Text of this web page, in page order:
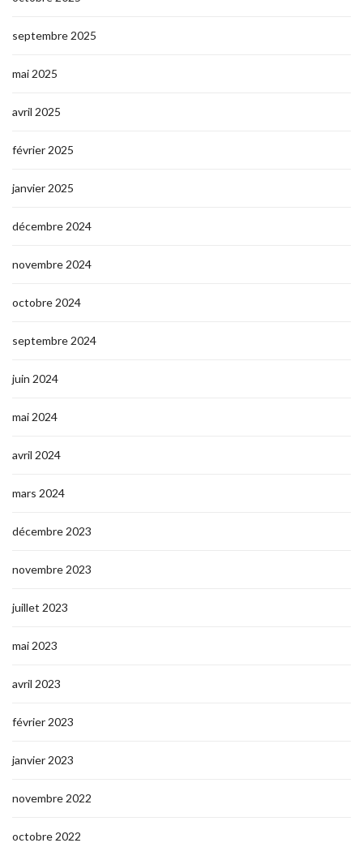
septembre 2025
mai 2025
avril 2025
février 2025
janvier 2025
décembre 2024
novembre 2024
octobre 2024
septembre 2024
juin 2024
mai 2024
avril 2024
mars 2024
décembre 2023
novembre 2023
juillet 2023
mai 2023
avril 2023
février 2023
janvier 2023
novembre 2022
octobre 2022